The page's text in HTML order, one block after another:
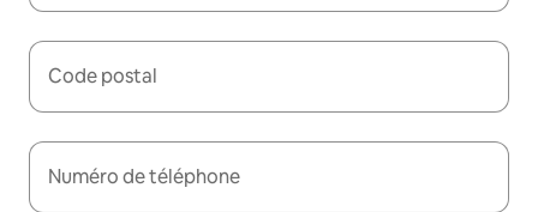
Code postal
Numéro de téléphone